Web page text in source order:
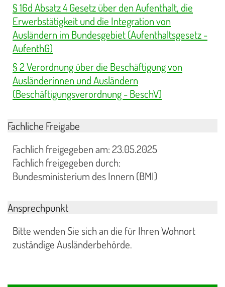
§ 16d Absatz 4 Gesetz über den Aufenthalt, die
Erwerbstätigkeit und die Integration von
Ausländern im Bundesgebiet (Aufenthaltsgesetz -
AufenthG)
§ 2 Verordnung über die Beschäftigung von
Ausländerinnen und Ausländern
(Beschäftigungsverordnung - BeschV)
Fachliche Freigabe
Fachlich freigegeben am: 23.05.2025
Fachlich freigegeben durch:
Bundesministerium des Innern (BMI)
Ansprechpunkt
Bitte wenden Sie sich an die für Ihren Wohnort
zuständige Ausländerbehörde.